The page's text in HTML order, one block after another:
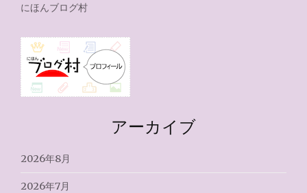
にほんブログ村
アーカイブ
2026年8月
2026年7月